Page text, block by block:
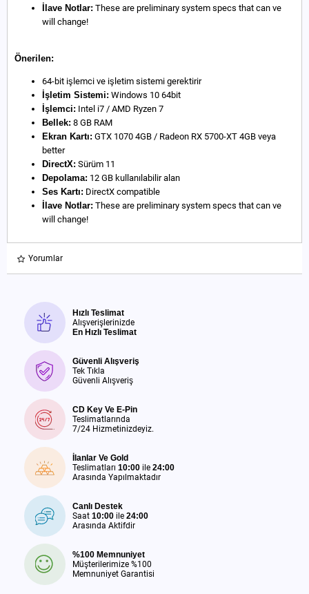
İlave Notlar: These are preliminary system specs that can ve
will change!
Önerilen:
64-bit işlemci ve işletim sistemi gerektirir
İşletim Sistemi: Windows 10 64bit
İşlemci: Intel i7 / AMD Ryzen 7
Bellek: 8 GB RAM
Ekran Kartı: GTX 1070 4GB / Radeon RX 5700-XT 4GB veya
better
DirectX: Sürüm 11
Depolama: 12 GB kullanılabilir alan
Ses Kartı: DirectX compatible
İlave Notlar: These are preliminary system specs that can ve
will change!
Yorumlar
Hızlı Teslimat
Alışverişlerinizde
En Hızlı Teslimat
Güvenli Alışveriş
Tek Tıkla
Güvenli Alışveriş
CD Key Ve E-Pin
Teslimatlarında
7/24 Hizmetinizdeyiz.
İlanlar Ve Gold
Teslimatları 10:00 ile 24:00
Arasında Yapılmaktadır
Canlı Destek
Saat 10:00 ile 24:00
Arasında Aktifdir
%100 Memnuniyet
Müşterilerimize %100
Memnuniyet Garantisi